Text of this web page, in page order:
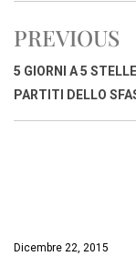
b
o
o
s
A
p
PREVIOUS
5 GIORNI A 5
PARTITI DELLO
Dicembre 22, 2015